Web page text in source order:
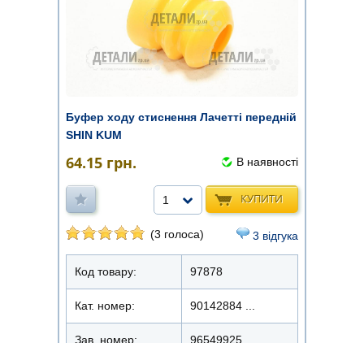
Буфер ходу стиснення Лачетті передній
SHIN KUM
64.15 грн. В наявності
КУПИТИ
1
(3 голоса) 3 відгука
Код товару: 97878
Кат. номер: 90142884 ...
Зав. номер: 96549925